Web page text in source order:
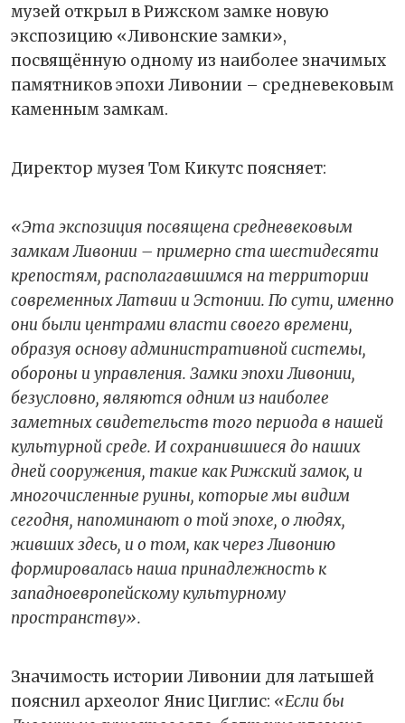
музей открыл в Рижском замке новую
экспозицию «Ливонские замки»,
посвящённую одному из наиболее значимых
памятников эпохи Ливонии – средневековым
каменным замкам.
Директор музея Том Кикутс поясняет:
«Эта экспозиция посвящена средневековым
замкам Ливонии – примерно ста шестидесяти
крепостям, располагавшимся на территории
современных Латвии и Эстонии. По сути, именно
они были центрами власти своего времени,
образуя основу административной системы,
обороны и управления. Замки эпохи Ливонии,
безусловно, являются одним из наиболее
заметных свидетельств того периода в нашей
культурной среде. И сохранившиеся до наших
дней сооружения, такие как Рижский замок, и
многочисленные руины, которые мы видим
сегодня, напоминают о той эпохе, о людях,
живших здесь, и о том, как через Ливонию
формировалась наша принадлежность к
западноевропейскому культурному
пространству».
Значимость истории Ливонии для латышей
пояснил археолог Янис Циглис: «Если бы